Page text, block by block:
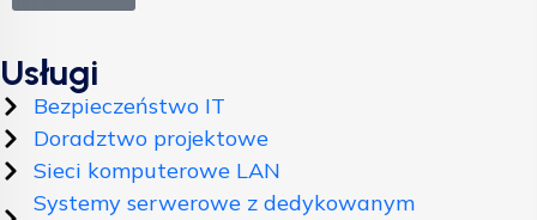
Usługi
Bezpieczeństwo IT
Doradztwo projektowe
Sieci komputerowe LAN
Systemy serwerowe z dedykowanym